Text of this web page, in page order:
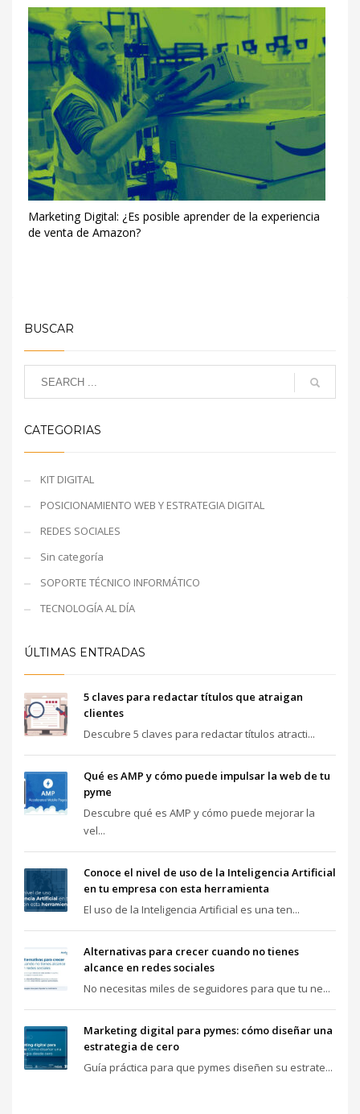
Marketing Digital: ¿Es posible aprender de la experiencia
de venta de Amazon?
BUSCAR
CATEGORIAS
KIT DIGITAL
POSICIONAMIENTO WEB Y ESTRATEGIA DIGITAL
REDES SOCIALES
Sin categoría
SOPORTE TÉCNICO INFORMÁTICO
TECNOLOGÍA AL DÍA
ÚLTIMAS ENTRADAS
5 claves para redactar títulos que atraigan
clientes
Descubre 5 claves para redactar títulos atracti...
Qué es AMP y cómo puede impulsar la web de tu
pyme
Descubre qué es AMP y cómo puede mejorar la
vel...
Conoce el nivel de uso de la Inteligencia Artificial
en tu empresa con esta herramienta
El uso de la Inteligencia Artificial es una ten...
Alternativas para crecer cuando no tienes
alcance en redes sociales
No necesitas miles de seguidores para que tu ne...
Marketing digital para pymes: cómo diseñar una
estrategia de cero
Guía práctica para que pymes diseñen su estrate...